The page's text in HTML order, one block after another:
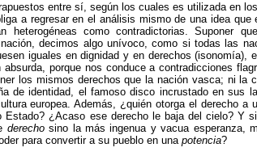
entre sí, según los cuales es utilizada en
a regresar en el análisis mismo de una idea que
heterogéneas como contradictorias. Suponer
decimos algo unívoco, como si todas las
iguales en dignidad y en derechos (isonomía),
porque nos conduce a contradicciones
los mismos derechos que la nación vasca; ni la
de identidad, el famoso disco incrustado en sus
europea. Además, ¿quién otorga el derecho a
¿Acaso ese derecho le baja del cielo? Y
derechosino la más ingenua y vacua esperanza,
para convertir a su pueblo en unapotencia?